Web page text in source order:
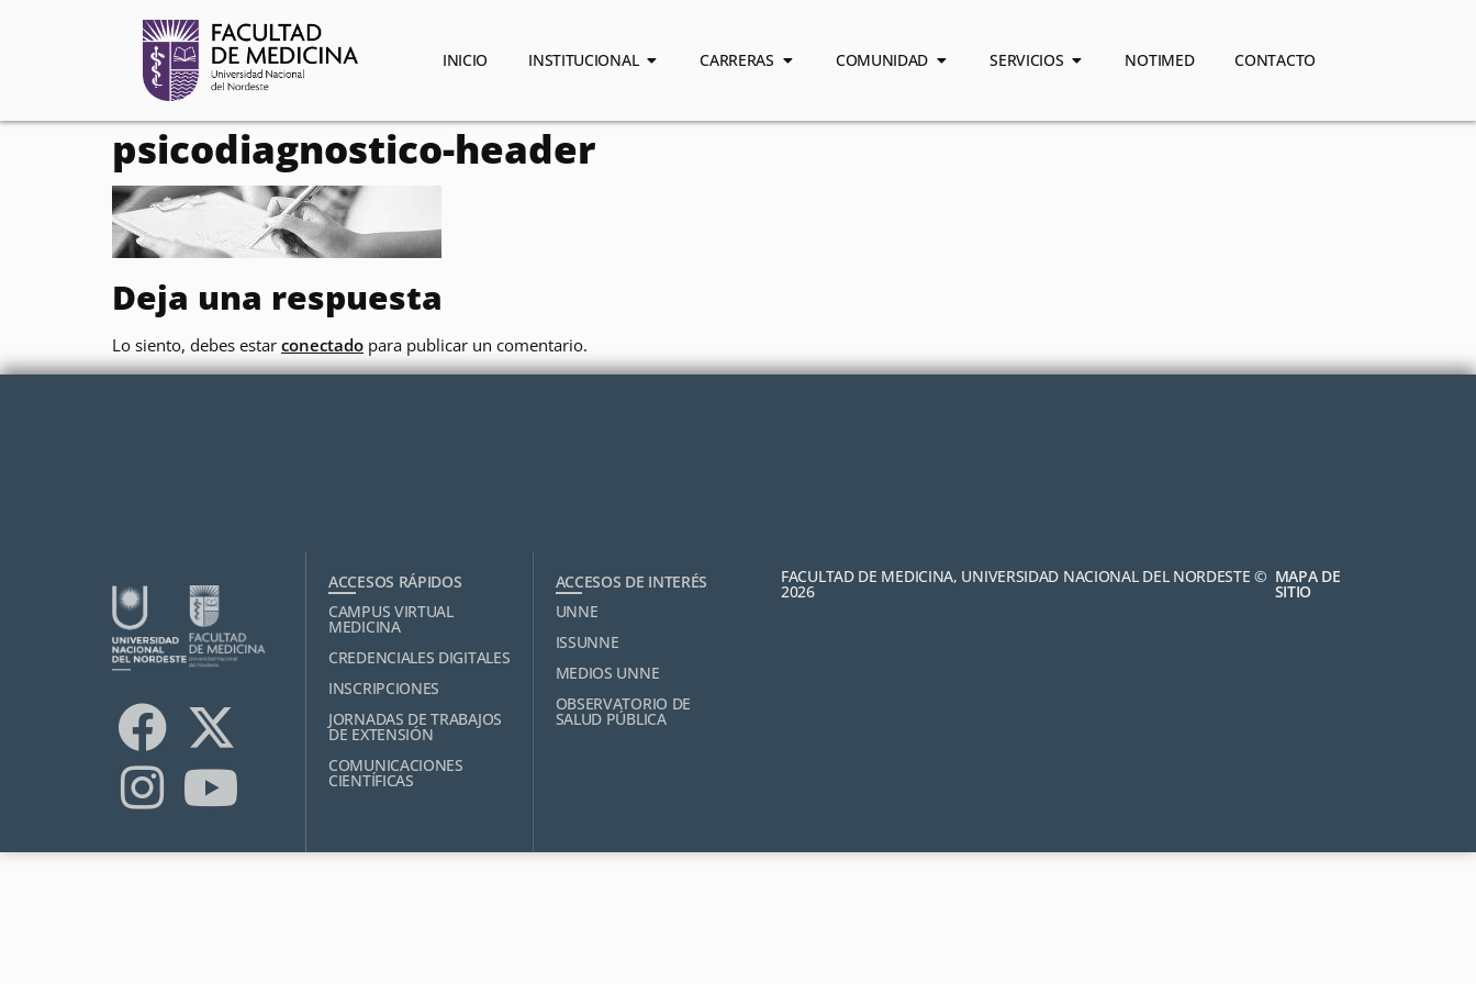
INICIO INSTITUCIONAL CARRERAS COMUNIDAD SERVICIOS NOTIMED CONTACTO
psicodiagnostico-header
Deja una respuesta
Lo siento, debes estar conectado para publicar un comentario.
ACCESOS RÁPIDOS
CAMPUS VIRTUAL
MEDICINA
CREDENCIALES DIGITALES
INSCRIPCIONES
JORNADAS DE TRABAJOS
DE EXTENSIÓN
COMUNICACIONES
CIENTÍFICAS
ACCESOS DE INTERÉS
UNNE
ISSUNNE
MEDIOS UNNE
OBSERVATORIO DE
SALUD PÚBLICA
FACULTAD DE MEDICINA, UNIVERSIDAD NACIONAL DEL NORDESTE ©
2026
MAPA DE
SITIO